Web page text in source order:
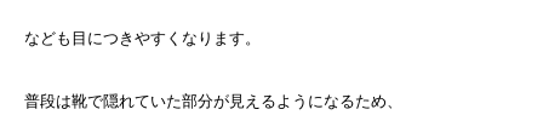
なども目につきやすくなります。
普段は靴で隠れていた部分が見えるようになるため、